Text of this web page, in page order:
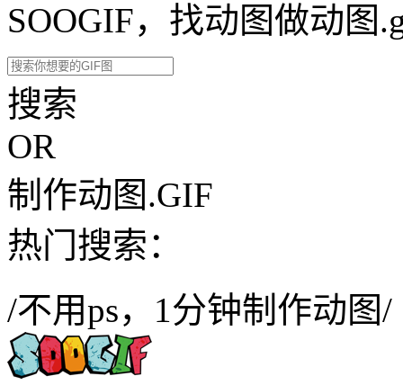
SOOGIF，找动图做动图
搜索
OR
制作动图.GIF
热门搜索：
/不用ps，1分钟制作动图/